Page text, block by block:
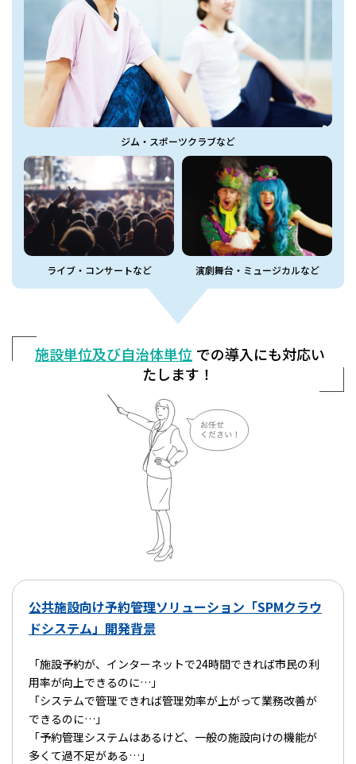
ジム・スポーツクラブなど
ライブ・コンサートなど 演劇舞台・ミュージカルなど
施設単位及び自治体単位 での導入にも対応い
たします！
公共施設向け予約管理ソリューション 「SPMクラウ
ドシステム」開発背景
「施設予約が、インターネットで24時間できれば市民の利
用率が向上できるのに…」
「システムで管理できれば管理効率が上がって業務改善が
できるのに…」
「予約管理システムはあるけど、一般の施設向けの機能が
多くて過不足がある…」